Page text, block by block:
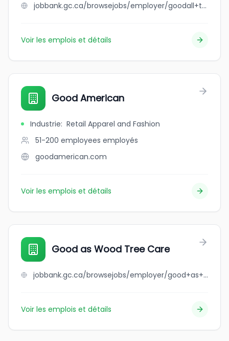
jobbank.gc.ca/browsejobs/employer/goodall+transport/ca
Voir les emplois et détails
Good American
Industrie: Retail Apparel and Fashion
51-200 employees employés
goodamerican.com
Voir les emplois et détails
Good as Wood Tree Care
jobbank.gc.ca/browsejobs/employer/good+as+wood+tree+care/ca
Voir les emplois et détails